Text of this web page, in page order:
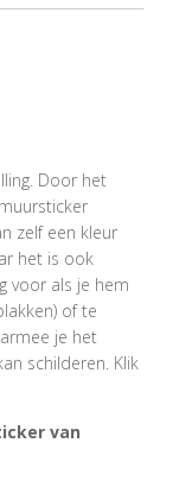
Door het
zelf een kleur
het is ook
voor als je hem
of te
je het
schilderen. Klik
van